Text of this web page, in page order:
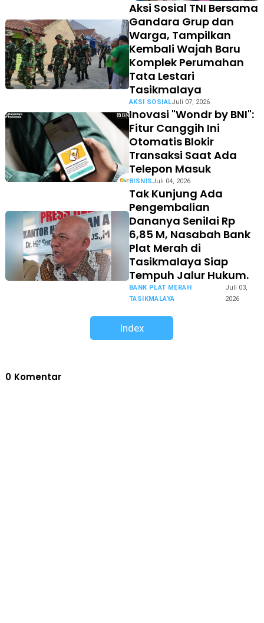
Aksi Sosial TNI Bersama
Gandara Grup dan
Warga, Tampilkan
Kembali Wajah Baru
Komplek Perumahan
Tata Lestari
Tasikmalaya
AKSI SOSIALJuli 07, 2026
Inovasi "Wondr by BNI":
Fitur Canggih Ini
Otomatis Blokir
Transaksi Saat Ada
Telepon Masuk
BISNISJuli 04, 2026
Tak Kunjung Ada
Pengembalian
Dananya Senilai Rp
6,85 M, Nasabah Bank
Plat Merah di
Tasikmalaya Siap
Tempuh Jalur Hukum.
BANK PLAT MERAH
TASIKMALAYA
Juli 03,
2026
Index
0 Komentar